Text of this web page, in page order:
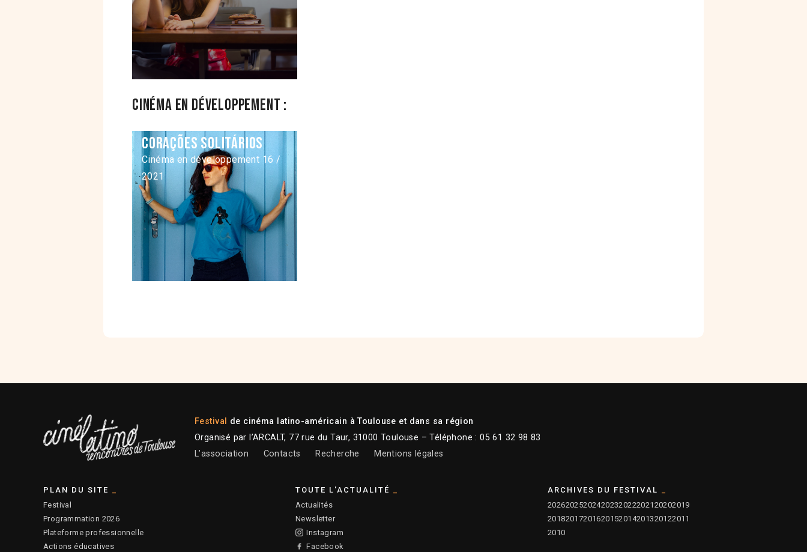
Cinéma en développement :
Corações Solitários
Cinéma en développement 16 /
2021
Festival de cinéma latino-américain à Toulouse et dans sa région
Organisé par l’ARCALT, 77 rue du Taur, 31000 Toulouse – Téléphone : 05 61 32 98 83
L’association
Contacts Recherche Mentions légales
PLAN DU SITE
Festival
Programmation 2026
Plateforme professionnelle
Actions éducatives
TOUTE L'ACTUALITÉ
Actualités
Newsletter
Instagram
Facebook
ARCHIVES DU FESTIVAL
202620252024202320222021 20202019
20182017201620152014201320122011
2010